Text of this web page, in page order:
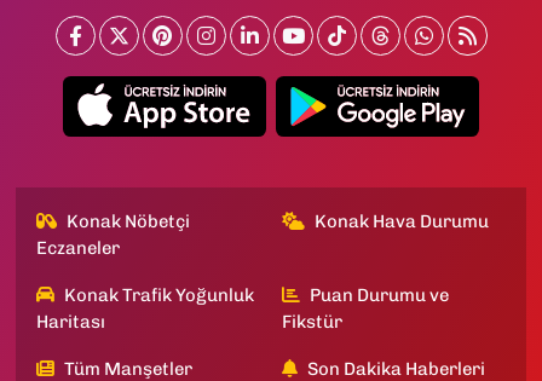
Konak Nöbetçi
Eczaneler
Konak Hava Durumu
Konak Trafik Yoğunluk
Haritası
Puan Durumu ve
Fikstür
Tüm Manşetler Son Dakika Haberleri